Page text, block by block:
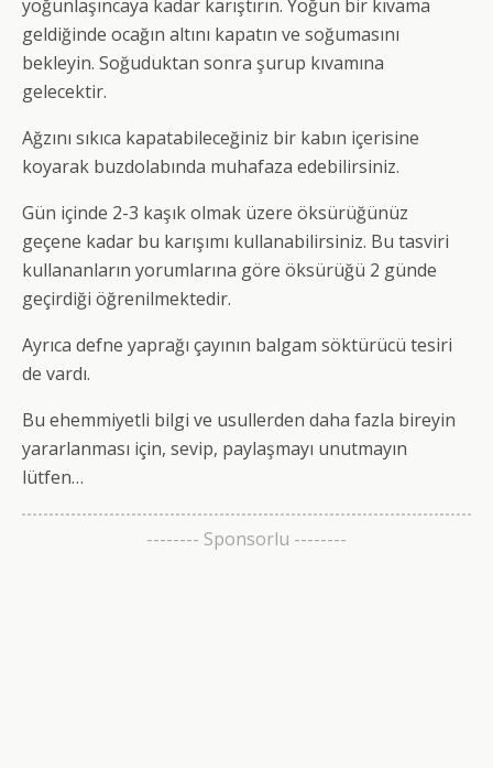
yoğunlaşıncaya kadar karıştırın. Yoğun bir kıvama
geldiğinde ocağın altını kapatın ve soğumasını
bekleyin. Soğuduktan sonra şurup kıvamına
gelecektir.
Ağzını sıkıca kapatabileceğiniz bir kabın içerisine
koyarak buzdolabında muhafaza edebilirsiniz.
Gün içinde 2-3 kaşık olmak üzere öksürüğünüz
geçene kadar bu karışımı kullanabilirsiniz. Bu tasviri
kullananların yorumlarına göre öksürüğü 2 günde
geçirdiği öğrenilmektedir.
Ayrıca defne yaprağı çayının balgam söktürücü tesiri
de vardı.
Bu ehemmiyetli bilgi ve usullerden daha fazla bireyin
yararlanması için, sevip, paylaşmayı unutmayın
lütfen…
-------- Sponsorlu --------